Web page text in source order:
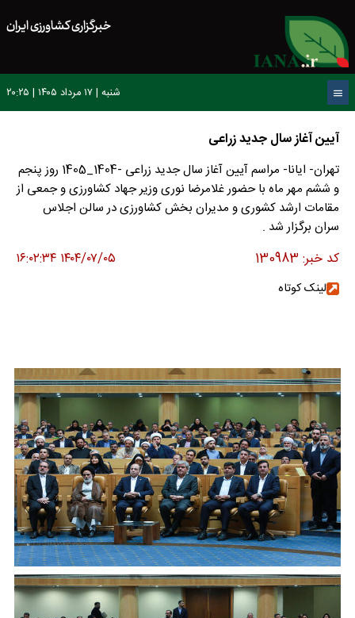
خبرگزاری کشاورزی ایران
شنبه | ۱۷ مرداد ۱۴۰۵ | ۲۰:۲۵
آیین آغاز سال جدید زراعی
تهران- ایانا- مراسم آیین آغاز سال جدید زراعی -1404_1405 روز پنجم
و ششم مهر ماه با حضور غلامرضا نوری وزیر جهاد کشاورزی و جمعی از
مقامات ارشد کشوری و مدیران بخش کشاورزی در سالن اجلاس
سران برگزار شد .
کد خبر: 130983 ۱۴۰۴/۰۷/۰۵ ۱۶:۰۲:۳۴
لینک کوتاه